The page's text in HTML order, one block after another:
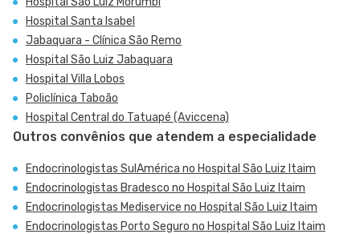
Hospital Santa Isabel
Jabaquara - Clínica São Remo
Hospital São Luiz Jabaquara
Hospital Villa Lobos
Policlínica Taboão
Hospital Central do Tatuapé (Aviccena)
Outros convênios que atendem a especialidade
Endocrinologistas SulAmérica no Hospital São Luiz Itaim
Endocrinologistas Bradesco no Hospital São Luiz Itaim
Endocrinologistas Mediservice no Hospital São Luiz Itaim
Endocrinologistas Porto Seguro no Hospital São Luiz Itaim